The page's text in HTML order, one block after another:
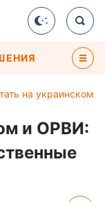
на украинском
и ОРВИ: